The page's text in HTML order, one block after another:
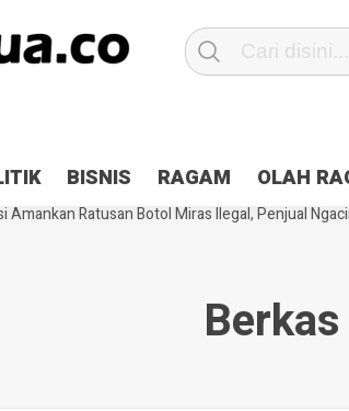
BISNIS RAGAM OLAH
Patroli 2×24 jam di Kota Jayapura
Pesan
Sentani Terbakar
Hibah Pilkada Jayapura
Amankan Ratusan Botol Miras Ilegal, Penjual
Berkas